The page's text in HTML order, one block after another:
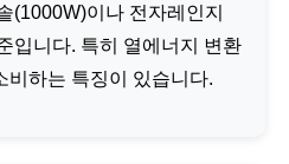
(1000W)이나 전자레인지
입니다. 특히 열에너지 변환
비하는 특징이 있습니다.